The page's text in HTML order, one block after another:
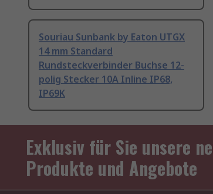
Souriau Sunbank by Eaton UTGX
14 mm Standard
Rundsteckverbinder Buchse 12-
polig Stecker 10A Inline IP68,
IP69K
Exklusiv für Sie unsere
Produkte und Angebote